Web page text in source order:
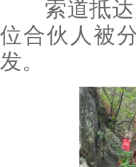
索道抵达
位合伙人被
发。